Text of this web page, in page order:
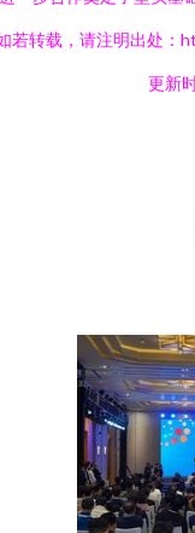
若转载，请注明出处：
更新